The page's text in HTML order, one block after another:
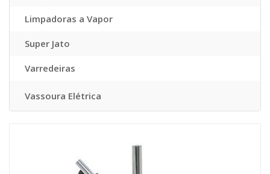
Limpadoras a Vapor
Super Jato
Varredeiras
Vassoura Elétrica